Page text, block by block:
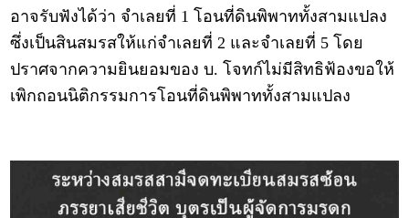
อาจรับฟังได้ว่า จำเลยที่ 1 โอนที่ดินพิพาททั้งสามแปลง
ซึ่งเป็นสินสมรสให้แก่จำเลยที่ 2 และจำเลยที่ 5 โดย
ปราศจากความยินยอมของ บ. โจทก์ไม่มีสิทธิฟ้องขอให้
เพิกถอนนิติกรรมการโอนที่ดินพิพาททั้งสามแปลง